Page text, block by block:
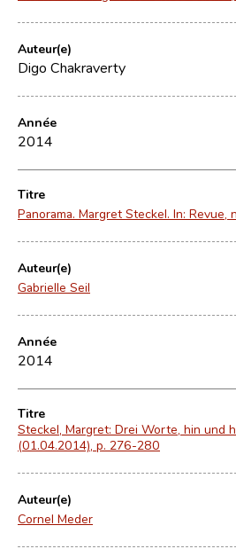
Auteur(e)
Digo Chakraverty
Année
2014
Titre
Panorama. Margret Steckel. In: Revue,
Auteur(e)
Gabrielle Seil
Année
2014
Titre
Steckel, Margret: Drei Worte, hin und
(01.04.2014), p. 276-280
Auteur(e)
Cornel Meder